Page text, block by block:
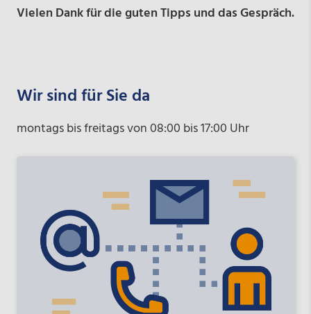
Vielen Dank für die guten Tipps und das Gespräch.
Wir sind für Sie da
montags bis freitags von 08:00 bis 17:00 Uhr